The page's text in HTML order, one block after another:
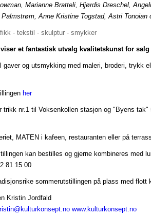
Marianne Bratteli, Hjørdis Dreschel,
Anne Kristine Togstad, Astri
- tekstil - skulptur - smykker
et fantastisk utvalg kvalitetskunst for
gaver og utsmykking med maleri, broderi, trykk
her
trikk nr.1 til Voksenkollen stasjon og "Byens tak"
MATEN i kafeen, restauranten eller på
kan bestilles og gjerne kombineres med
81 15 00
sommerutstillingen på plass med
Kristin Jordfald
www.kulturkonsept.no